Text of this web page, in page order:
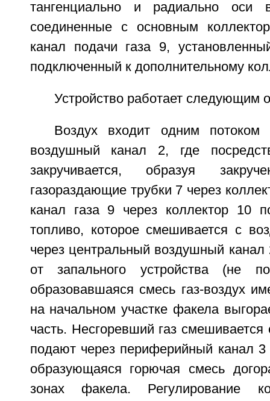
тангенциально и радиально оси
соединенные с основным
канал подачи газа 9,
подключенный к дополнительному
Устройство работает следующим
Воздух входит одним потоком
воздушный канал 2, где
закручивается, образуя
газораздающие трубки 7 через
канал газа 9 через коллектор 10
топливо, которое смешивается с
через центральный воздушный канал
от запального устройства (не
образовавшаяся смесь газ-воздух
на начальном участке факела
часть. Несгоревший газ
подают через периферийный канал
образующаяся горючая смесь
зонах факела. Регулирование